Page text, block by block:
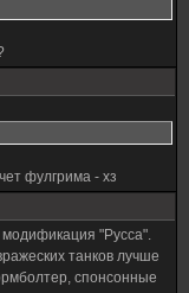
фулгрима - хз
"Русса".
танков лучше
спонсонные